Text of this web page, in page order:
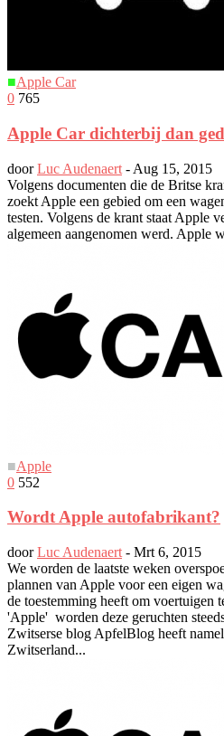
■Apple Car
0 765
Apple Car dichterbij dan
doorLuc Audenaert - Aug 15, 2015
Volgens documenten die de Britse
zoekt Apple een gebied om een
testen. Volgens de krant staat Apple
algemeen aangenomen werd. Apple
■Apple
0 552
Wordt Apple autofabrikant?
doorLuc Audenaert - Mrt 6, 2015
We worden de laatste weken
plannen van Apple voor een eigen
de toestemming heeft om voertuigen
'Apple' worden deze geruchten
Zwitserse blog ApfelBlog heeft
Zwitserland...